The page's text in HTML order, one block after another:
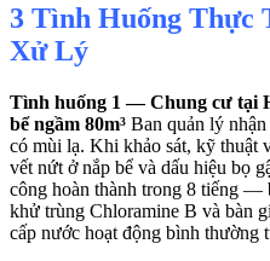
3 Tình Huống Thực
Xử Lý
Tình huống 1 — Chung cư tại
bể ngầm 80m³ Ban quản lý
có mùi lạ. Khi khảo sát, kỹ thuật
vết nứt ở nắp bể và dấu hiệu bọ
công hoàn thành trong 8 tiếng —
khử trùng Chloramine B và bàn
cấp nước hoạt động bình thường